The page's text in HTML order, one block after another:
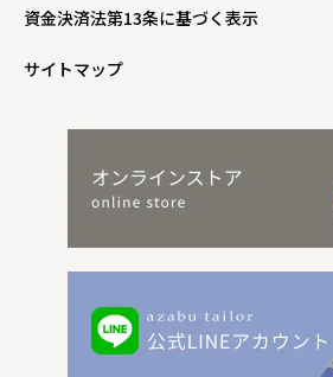
資金決済法第13条に基づく表示
サイトマップ